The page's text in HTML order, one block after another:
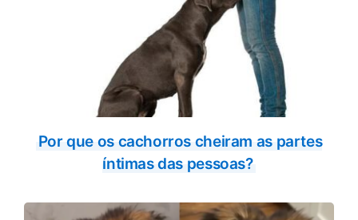
Por que os cachorros cheiram as partes
íntimas das pessoas?